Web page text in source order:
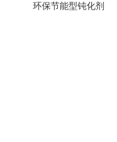
环保节能型钝化剂